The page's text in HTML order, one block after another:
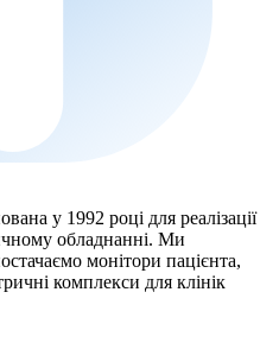
у 1992 році для реалізації
обладнанні. Ми
монітори пацієнта,
комплекси для клінік